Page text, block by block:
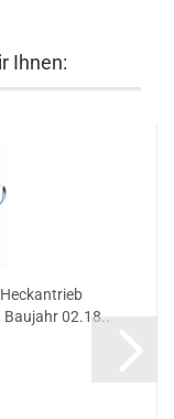
Ihnen:
Baujahr 02.18..